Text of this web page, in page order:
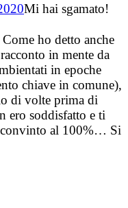
Mi hai sgamato!
ho detto anche
in mente da
in epoche
chiave in comune),
di volte prima di
ero soddisfatto e ti
al 100%… Si